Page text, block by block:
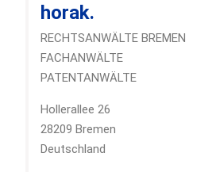
horak.
RECHTSANWÄLTE BREMEN
FACHANWÄLTE
PATENTANWÄLTE
Hollerallee 26
28209 Bremen
Deutschland